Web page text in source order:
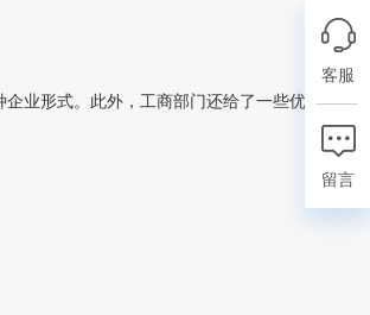
业形式。此外，工商部门还给了一些优惠政
客服
留言